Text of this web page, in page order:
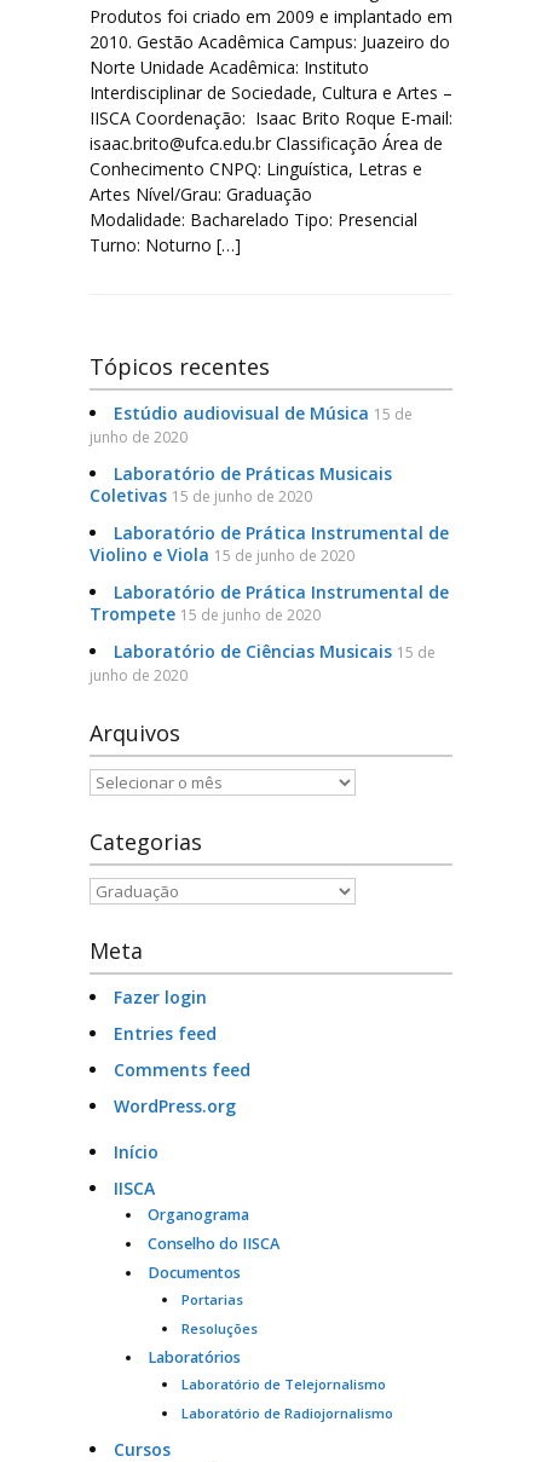
Produtos foi criado em 2009 e implantado em
2010. Gestão Acadêmica Campus: Juazeiro do
Norte Unidade Acadêmica: Instituto
Interdisciplinar de Sociedade, Cultura e Artes –
IISCA Coordenação: Isaac Brito Roque E-mail:
isaac.brito@ufca.edu.br Classificação Área de
Conhecimento CNPQ: Linguística, Letras e
Artes Nível/Grau: Graduação
Modalidade: Bacharelado Tipo: Presencial
Turno: Noturno […]
Tópicos recentes
Estúdio audiovisual de Música 15 de
junho de 2020
Laboratório de Práticas Musicais
Coletivas 15 de junho de 2020
Laboratório de Prática Instrumental de
Violino e Viola 15 de junho de 2020
Laboratório de Prática Instrumental de
Trompete 15 de junho de 2020
Laboratório de Ciências Musicais 15 de
junho de 2020
Arquivos
Arquivos
Categorias
Categorias
Meta
Fazer login
Entries feed
Comments feed
WordPress.org
Início
IISCA
Organograma
Conselho do IISCA
Documentos
Portarias
Resoluções
Laboratórios
Laboratório de Telejornalismo
Laboratório de Radiojornalismo
Cursos